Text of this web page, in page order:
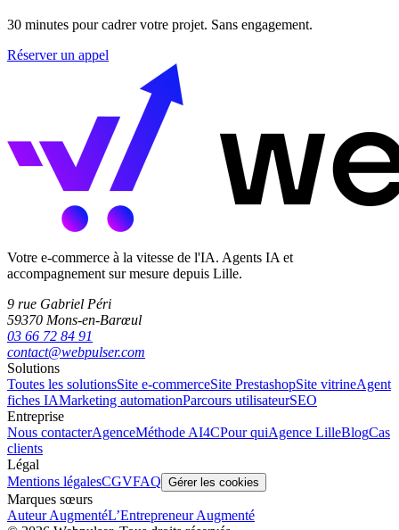
30 minutes pour cadrer votre projet. Sans engagement.
Réserver un appel
Votre e-commerce à la vitesse de l'IA. Agents IA et
accompagnement sur mesure depuis Lille.
9 rue Gabriel Péri
59370 Mons-en-Barœul
03 66 72 84 91
contact@webpulser.com
Solutions
Toutes les solutionsSite e-commerceSite PrestashopSite vitrineAgent
fiches IAMarketing automationParcours utilisateurSEO
Entreprise
Nous contacterAgenceMéthode AI4CPour quiAgence LilleBlogCas
clients
Légal
Mentions légalesCGVFAQ Gérer les cookies
Marques sœurs
Auteur AugmentéL’Entrepreneur Augmenté